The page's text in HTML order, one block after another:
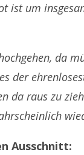
ist um
da
der
da raus zu
Ausschnitt: